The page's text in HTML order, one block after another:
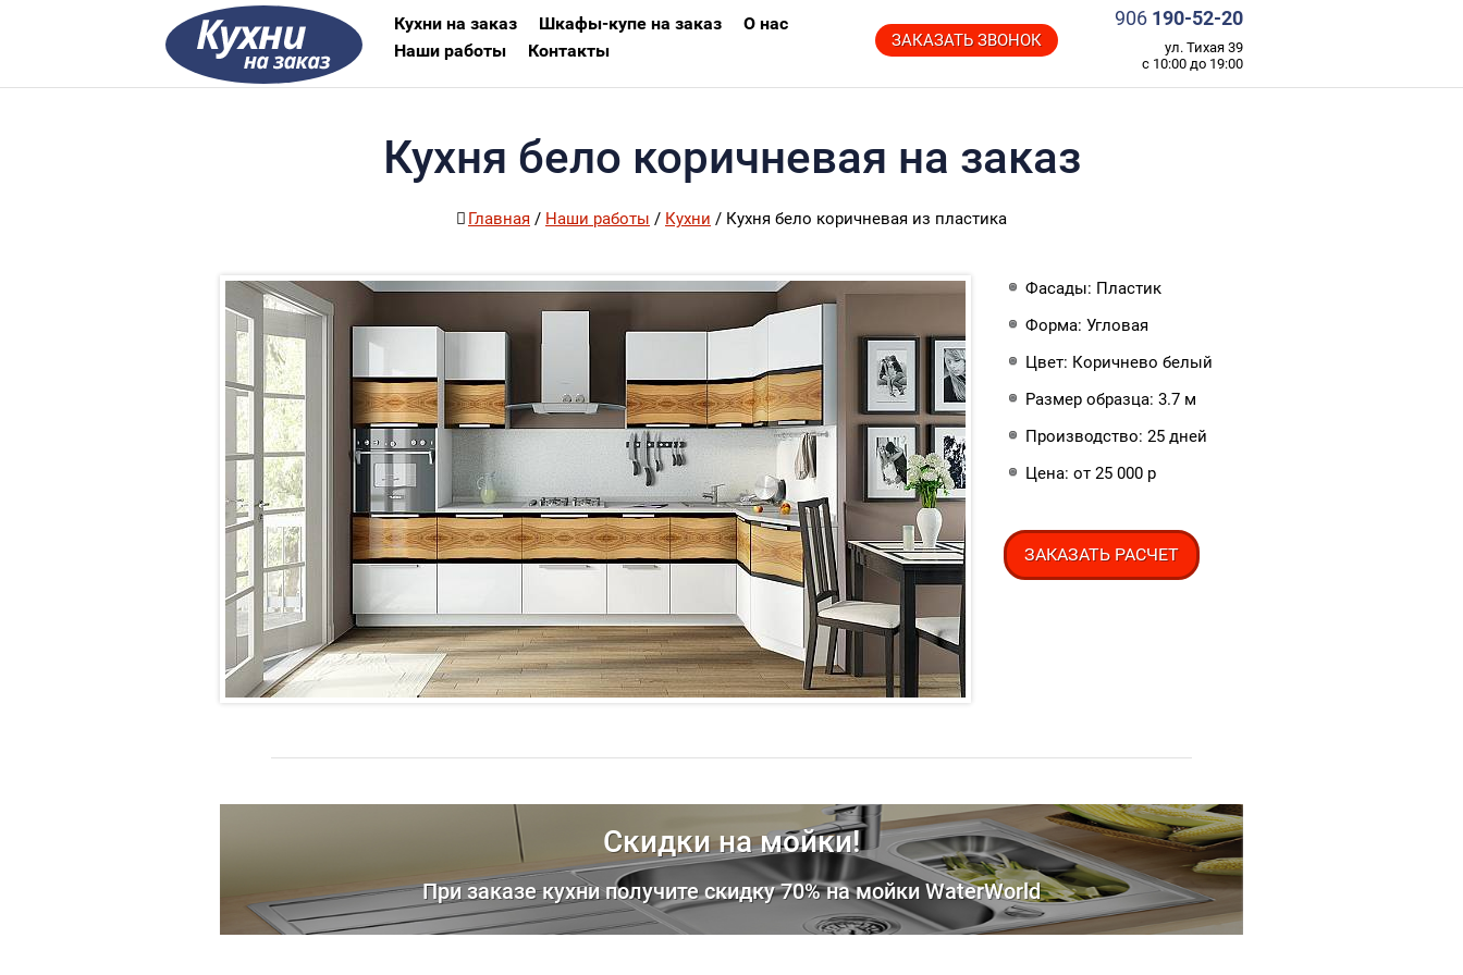
906 190-52-20‬
ул. Тихая 39
с 10:00 до 19:00
ЗАКАЗАТЬ ЗВОНОК
Кухни на заказ Шкафы-купе на заказ
О нас
Наши работы
Контакты
Кухня бело коричневая на заказ
Главная / Наши работы / Кухни / Кухня бело коричневая из пластика
Фасады: Пластик
Форма: Угловая
Цвет: Коричнево белый
Размер образца: 3.7 м
Производство: 25 дней
Цена: от 25 000 р
ЗАКАЗАТЬ РАСЧЕТ
Скидки на мойки!
При заказе кухни получите скидку 70% на мойки WaterWorld